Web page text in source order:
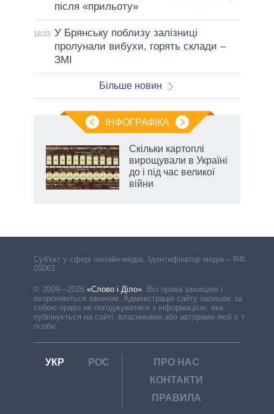
після «прильоту»
16:33 У Брянську поблизу залізниці
пролунали вибухи, горять склади –
ЗМІ
Більше новин
ІНФОГРАФІКА
Скільки картоплі
вирощували в Україні
до і під час великої
війни
Cуб'єкт у сфері онлайн-медіа. Ідентифікатор медіа – R40-
05063
© 2009—2026 «Слово і Діло». Всі права захищені і
охороняються законом. Адміністрація сайту залишає за
собою право не погоджуватися з інформацією, яка
публікується на сайті, власниками або авторами якої є треті
особи.
УКР РОС
ПРО НАС
КОНТАКТИ
ПРАВИЛА